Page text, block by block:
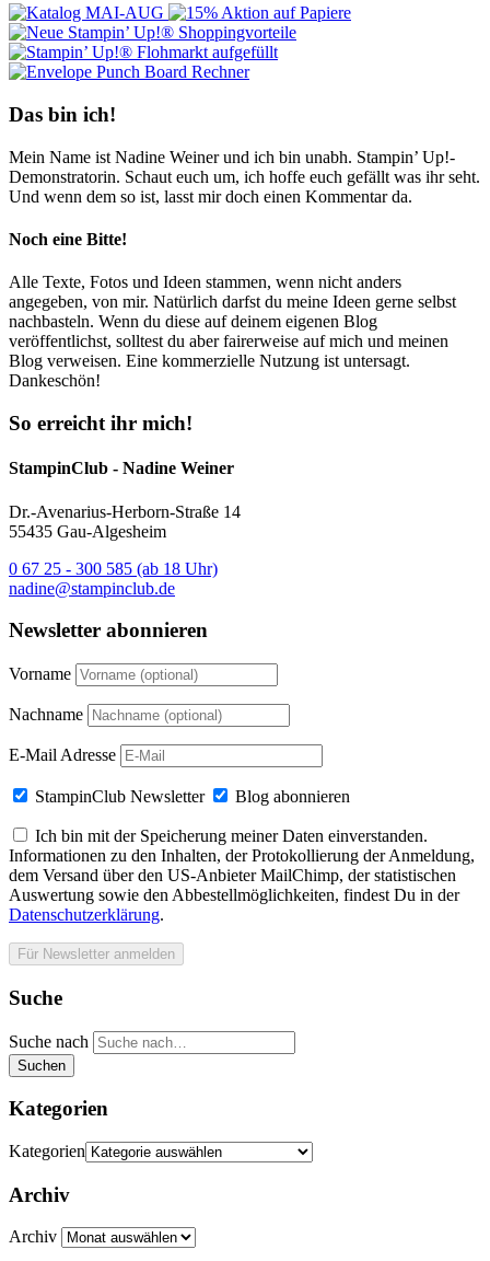
Das bin ich!
Mein Name ist Nadine Weiner und ich bin unabh. Stampin’ Up!-
Demonstratorin. Schaut euch um, ich hoffe euch gefällt was ihr seht.
Und wenn dem so ist, lasst mir doch einen Kommentar da.
Noch eine Bitte!
Alle Texte, Fotos und Ideen stammen, wenn nicht anders
angegeben, von mir. Natürlich darfst du meine Ideen gerne selbst
nachbasteln. Wenn du diese auf deinem eigenen Blog
veröffentlichst, solltest du aber fairerweise auf mich und meinen
Blog verweisen. Eine kommerzielle Nutzung ist untersagt.
Dankeschön!
So erreicht ihr mich!
StampinClub - Nadine Weiner
Dr.-Avenarius-Herborn-Straße 14
55435 Gau-Algesheim
0 67 25 - 300 585 (ab 18 Uhr)
nadine@stampinclub.de
Newsletter abonnieren
Vorname
Nachname
E-Mail Adresse
StampinClub Newsletter Blog abonnieren
Ich bin mit der Speicherung meiner Daten einverstanden.
Informationen zu den Inhalten, der Protokollierung der Anmeldung,
dem Versand über den US-Anbieter MailChimp, der statistischen
Auswertung sowie den Abbestellmöglichkeiten, findest Du in der
Datenschutzerklärung.
Suche
Suche nach
Suchen
Kategorien
Kategorien
Archiv
Archiv